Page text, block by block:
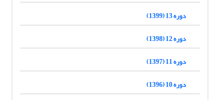
دوره 13 (1399)
دوره 12 (1398)
دوره 11 (1397)
دوره 10 (1396)